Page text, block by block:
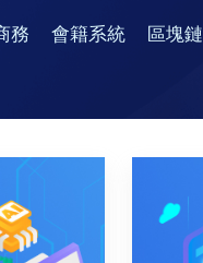
務 會籍系統 區塊鏈